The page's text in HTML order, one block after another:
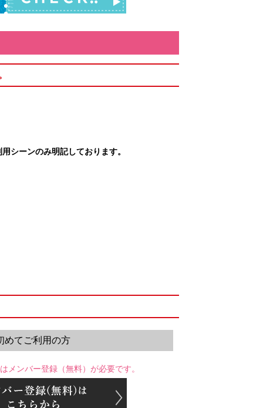
シーンのみ明記しております。
めてご利用の方
メンバー登録（無料）が必要です。